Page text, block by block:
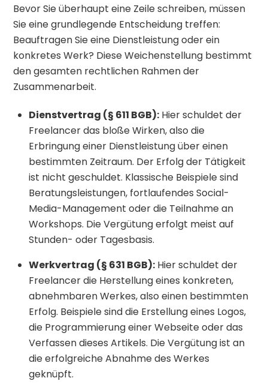
Bevor Sie überhaupt eine Zeile schreiben, müssen
Sie eine grundlegende Entscheidung treffen:
Beauftragen Sie eine Dienstleistung oder ein
konkretes Werk? Diese Weichenstellung bestimmt
den gesamten rechtlichen Rahmen der
Zusammenarbeit.
Dienstvertrag (§ 611 BGB): Hier schuldet der
Freelancer das bloße Wirken, also die
Erbringung einer Dienstleistung über einen
bestimmten Zeitraum. Der Erfolg der Tätigkeit
ist nicht geschuldet. Klassische Beispiele sind
Beratungsleistungen, fortlaufendes Social-
Media-Management oder die Teilnahme an
Workshops. Die Vergütung erfolgt meist auf
Stunden- oder Tagesbasis.
Werkvertrag (§ 631 BGB): Hier schuldet der
Freelancer die Herstellung eines konkreten,
abnehmbaren Werkes, also einen bestimmten
Erfolg. Beispiele sind die Erstellung eines Logos,
die Programmierung einer Webseite oder das
Verfassen dieses Artikels. Die Vergütung ist an
die erfolgreiche Abnahme des Werkes
geknüpft.